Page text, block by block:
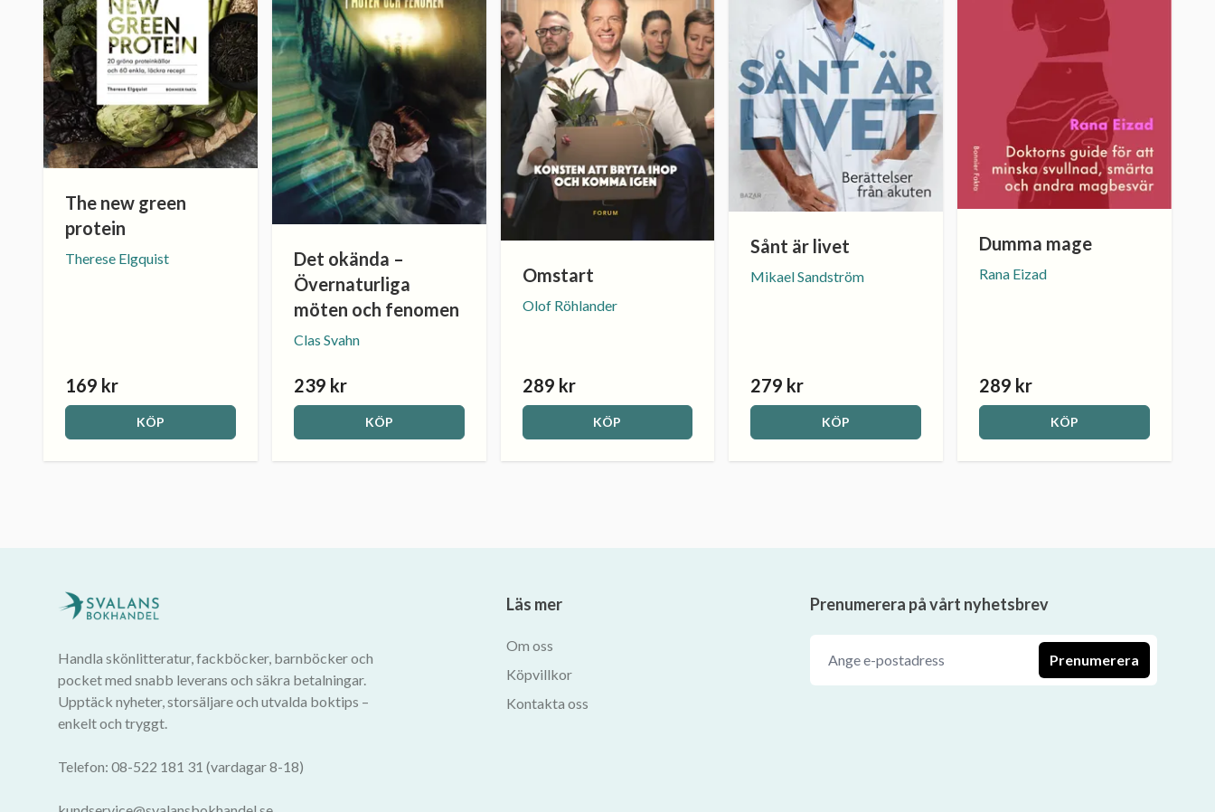
The new green
protein
Therese Elgquist
169 kr
KÖP
Det okända –
Övernaturliga
möten och fenomen
Clas Svahn
239 kr
KÖP
Omstart
Olof Röhlander
289 kr
KÖP
Sånt är livet
Mikael Sandström
279 kr
KÖP
Dumma mage
Rana Eizad
289 kr
KÖP
Handla skönlitteratur, fackböcker, barnböcker och
pocket med snabb leverans och säkra betalningar.
Upptäck nyheter, storsäljare och utvalda boktips –
enkelt och tryggt.
Telefon: 08-522 181 31 (vardagar 8-18)
Läs mer
Om oss
Köpvillkor
Kontakta oss
Prenumerera på vårt nyhetsbrev
Prenumerera